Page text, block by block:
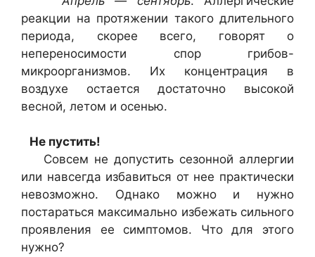
реакции на протяжении такого длительного
периода, скорее всего, говорят о
непереносимости спор грибов-
микроорганизмов. Их концентрация в
воздухе остается достаточно высокой
весной, летом и осенью.
Не пустить!
Совсем не допустить сезонной аллергии
или навсегда избавиться от нее практически
невозможно. Однако можно и нужно
постараться максимально избежать сильного
проявления ее симптомов. Что для этого
нужно?